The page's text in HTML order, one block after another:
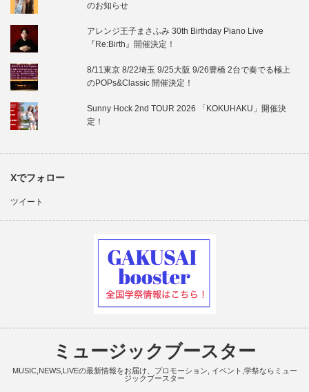
のお知らせ
アレンジ王子まさふみ 30th Birthday Piano Live
『Re:Birth』開催決定！
8/11東京 8/22埼玉 9/25大阪 9/26豊橋 2台で奏でる極上
のPOPs&Classic 開催決定！
Sunny Hock 2nd TOUR 2026 「KOKUHAKU」開催決
定！
Xでフォロー
ツイート
ミュージックブースター
MUSIC,NEWS,LIVEの最新情報をお届け、プロモーション, イベント,学祭ならミュー
ジックブースター